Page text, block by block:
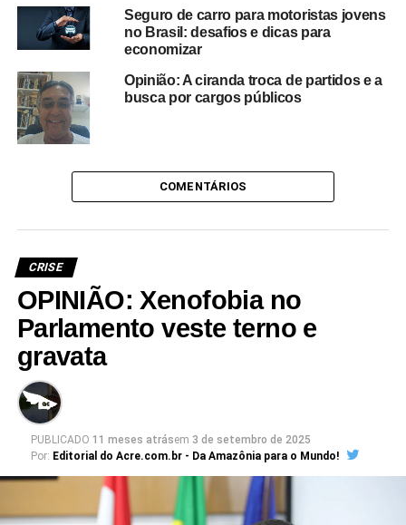
Seguro de carro para motoristas jovens
no Brasil: desafios e dicas para
economizar
Opinião: A ciranda troca de partidos e a
busca por cargos públicos
COMENTÁRIOS
CRISE
OPINIÃO: Xenofobia no
Parlamento veste terno e
gravata
PUBLICADO 11 meses atrásem 3 de setembro de 2025
Por: Editorial do Acre.com.br - Da Amazônia para o Mundo!